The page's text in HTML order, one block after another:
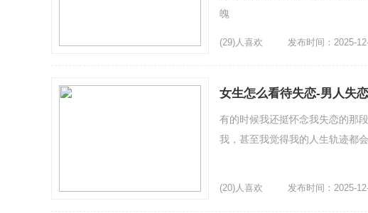
魄
(29)人喜欢 发布时间：2025-
女生怎么看待失恋-男人失
有的时候我还挺怀念我失恋的那
我，甚至我觉得我的人生轨迹都
(20)人喜欢 发布时间：2025-